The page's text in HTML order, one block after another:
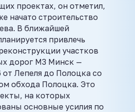
проектах, он отметил,
начато строительство
В ближайшей
привлечь
участков
дорог М3 Минск —
от Лепеля до Полоцка со
обхода Полоцка. Это
на которых
основные усилия по